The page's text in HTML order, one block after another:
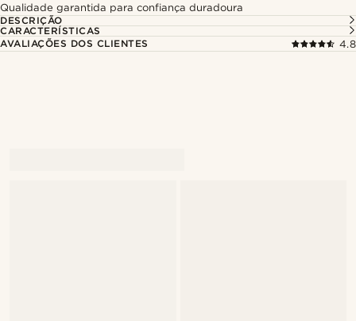
Qualidade garantida para confiança duradoura
DESCRIÇÃO
CARACTERÍSTICAS
AVALIAÇÕES DOS CLIENTES
4.8